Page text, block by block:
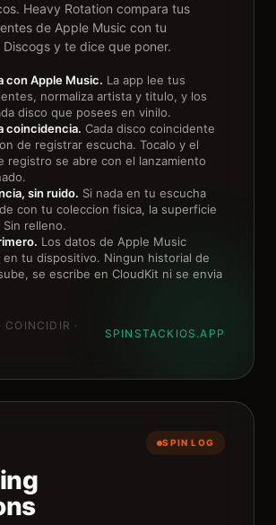
Heavy Rotation compara tus
de Apple Music con tu
y te dice que poner.
con Apple Music. La app lee tus
normaliza artista y titulo, y los
disco que posees en vinilo.
coincidencia. Cada disco coincidente
de registrar escucha. Tocalo y el
registro se abre con el lanzamiento
sin ruido. Si nada en tu escucha
con tu coleccion fisica, la superficie
Sin relleno.
Los datos de Apple Music
en tu dispositivo. Ningun historial de
se escribe en CloudKit ni se envia
COINCIDIR ·
SPINSTACKIOS.APP
SPIN LOG